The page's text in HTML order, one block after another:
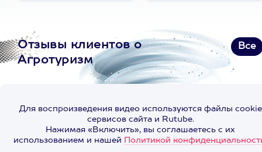
Отзывы клиентов о
Агротуризм
Все
Для воспроизведения видео используются файлы cookie
сервисов сайта и Rutube.
Нажимая «Включить», вы соглашаетесь с их
использованием и нашей Политикой